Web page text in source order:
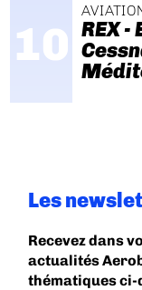
REX
Les
Recevez dans
actualités
thématiques ci-